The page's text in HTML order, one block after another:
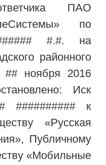
ПАО
по
#.#. на
районного
ноября 2016
Иск
########## к
«Русская
Публичному
«Мобильные